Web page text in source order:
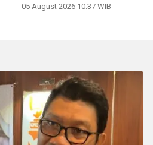
05 August 2026 10:37 WIB